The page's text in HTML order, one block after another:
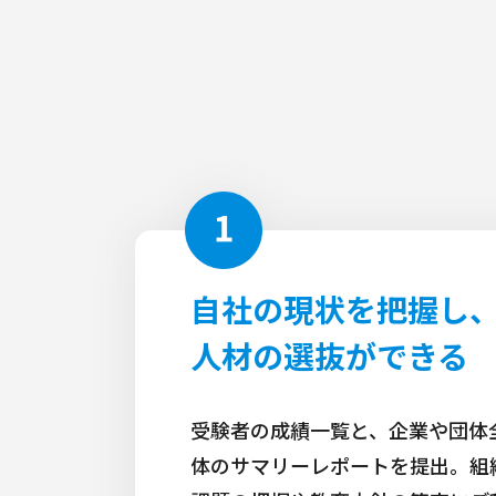
自社の現状を把握し
人材の選抜ができる
受験者の成績一覧と、企業や団体
体のサマリーレポートを提出。組